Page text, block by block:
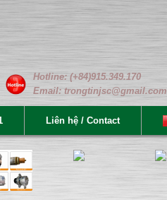
Hotline: (+84)915.349.170
Email: trongtinjsc@gmail.com
Liên hệ / Contact